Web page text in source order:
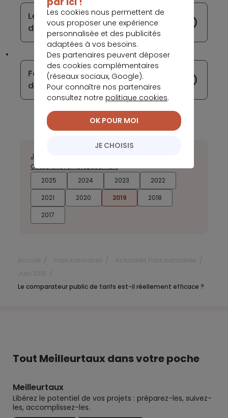
Les frais bancaires de la banque
d'AXA en hausse
Fortuneo lance à son tour une offre
de souscription exceptionnelle !
2025 2024 2023
2022
2021
2020 2019
2018
2017
Janvier
OctobreNovembreDécembre
Le comparateur public de tarifs est-il réellement efficace ?
Tout Meilleurtaux dans votre poche
Meilleurtaux
Libérez le potentiel de vos projets : préparez-les, suivez-
les, accomplissez-les.
Les cookies nous permettent de
vous proposer une expérience
personnalisée et des publicités
adaptées à vos besoins.
Des partenaires peuvent déposer
des cookies complémentaires
(réseaux sociaux, Google).
Pour connaître nos partenaires
consultez notre politique cookies.
JE CHOISIS
OK POUR MOI